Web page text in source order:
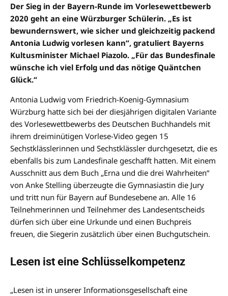
Der Sieg in der Bayern-Runde im Vorlesewettbewerb
2020 geht an eine Würzburger Schülerin. „Es ist
bewundernswert, wie sicher und gleichzeitig packend
Antonia Ludwig vorlesen kann“, gratuliert Bayerns
Kultusminister Michael Piazolo. „Für das Bundesfinale
wünsche ich viel Erfolg und das nötige Quäntchen
Glück.“
Antonia Ludwig vom Friedrich-Koenig-Gymnasium
Würzburg hatte sich bei der diesjährigen digitalen Variante
des Vorlesewettbewerbs des Deutschen Buchhandels mit
ihrem dreiminütigen Vorlese-Video gegen 15
Sechstklässlerinnen und Sechstklässler durchgesetzt, die es
ebenfalls bis zum Landesfinale geschafft hatten. Mit einem
Ausschnitt aus dem Buch „Erna und die drei Wahrheiten“
von Anke Stelling überzeugte die Gymnasiastin die Jury
und tritt nun für Bayern auf Bundesebene an. Alle 16
Teilnehmerinnen und Teilnehmer des Landesentscheids
dürfen sich über eine Urkunde und einen Buchpreis
freuen, die Siegerin zusätzlich über einen Buchgutschein.
Lesen ist eine Schlüsselkompetenz
„Lesen ist in unserer Informationsgesellschaft eine